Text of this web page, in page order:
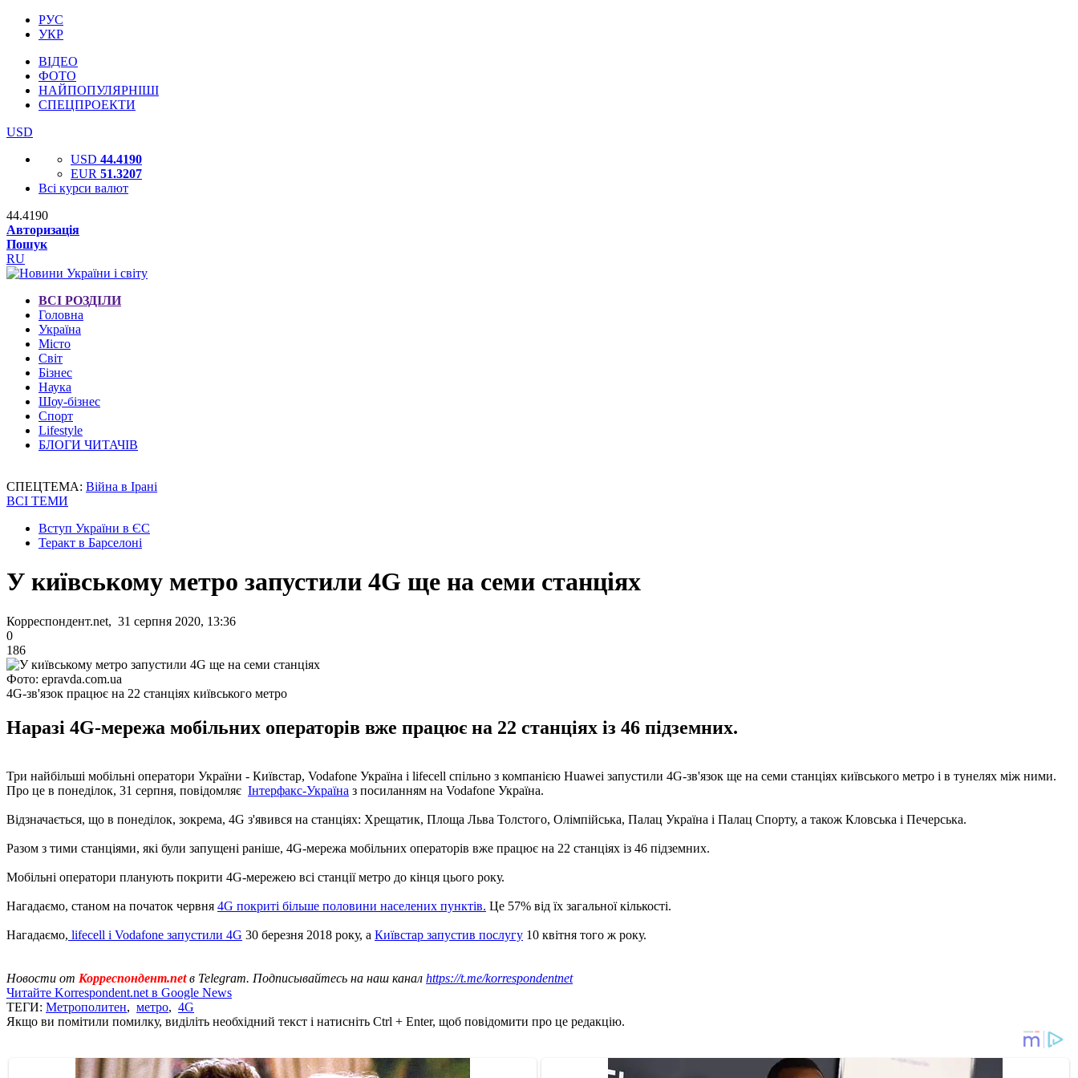
РУС
УКР
ВІДЕО
ФОТО
НАЙПОПУЛЯРНІШІ
СПЕЦПРОЕКТИ
USD
USD 44.4190
EUR 51.3207
Всі курси валют
44.4190
Авторизація
Пошук
RU
ВСІ РОЗДІЛИ
Головна
Україна
Місто
Світ
Бізнес
Наука
Шоу-бізнес
Спорт
Lifestyle
БЛОГИ ЧИТАЧІВ
СПЕЦТЕМА: Війна в Ірані
ВСІ ТЕМИ
Вступ України в ЄС
Теракт в Барселоні
У київському метро запустили 4G ще на семи станціях
Корреспондент.net, 31 серпня 2020, 13:36
0
186
Фото: epravda.com.ua
4G-зв'язок працює на 22 станціях київського метро
Наразі 4G-мережа мобільних операторів вже працює на 22 станціях із 46 підземних.
Три найбільші мобільні оператори України - Київстар, Vodafone Україна і lifecell спільно з компанією Huawei запустили 4G-зв'язок ще на семи станціях київського метро і в тунелях між ними.
Про це в понеділок, 31 серпня, повідомляє Інтерфакс-Україна з посиланням на Vodafone Україна.
Відзначається, що в понеділок, зокрема, 4G з'явився на станціях: Хрещатик, Площа Льва Толстого, Олімпійська, Палац Україна і Палац Спорту, а також Кловська і Печерська.
Разом з тими станціями, які були запущені раніше, 4G-мережа мобільних операторів вже працює на 22 станціях із 46 підземних.
Мобільні оператори планують покрити 4G-мережею всі станції метро до кінця цього року.
Нагадаємо, станом на початок червня 4G покриті більше половини населених пунктів. Це 57% від їх загальної кількості.
Нагадаємо, lifecell і Vodafone запустили 4G 30 березня 2018 року, а Київстар запустив послугу 10 квітня того ж року.
Новости от Корреспондент.netв Telegram. Подписывайтесь на наш канал https://t.me/korrespondentnet
Читайте Korrespondent.net в Google News
ТЕГИ: Метрополитен, метро, 4G
Якщо ви помітили помилку, виділіть необхідний текст і натисніть Ctrl + Enter, щоб повідомити про це редакцію.